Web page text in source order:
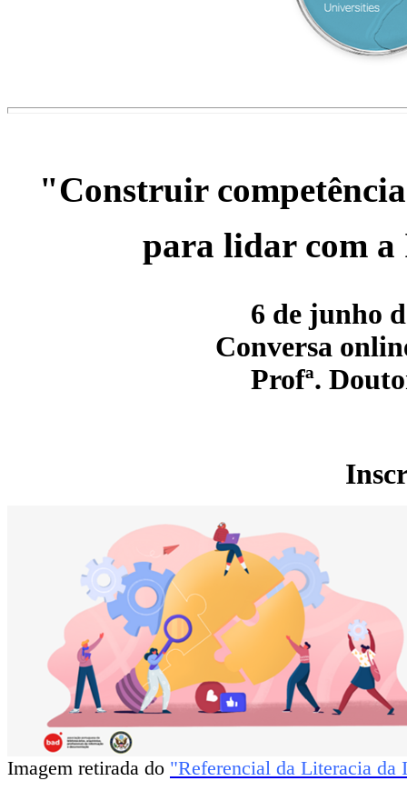
"Construir
para lidar com
6 de junho
Conversa
Profª.
Imagem retirada do "Referencial da Literacia da